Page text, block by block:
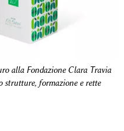
alla Fondazione Clara Travia
strutture, formazione e rette